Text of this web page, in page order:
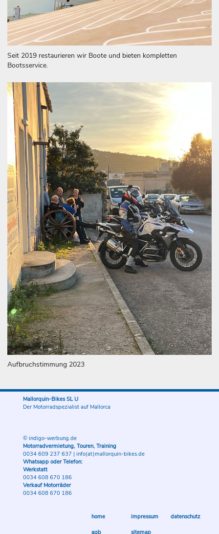
Seit 2019 restaurieren wir Boote und bieten kompletten
Bootsservice.
Aufbruchstimmung 2023
Mallorquin-Bikes SL U
Der Motorradspezialist auf Mallorca
© indigo-werbung.de
Motorradvermietung, Touren, Training
0034 609 237 637 | info(at)mallorquin-bikes.de
Whatsapp oder Telefon:
Werkstatt
0034 608 670 186
Verkauf Motorräder
0034 608 670 186
home impressum datenschutz
agb sitemap